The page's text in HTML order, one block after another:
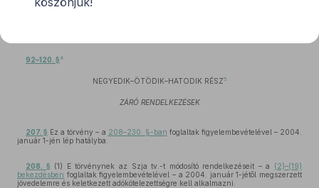
92–120. §4
NEGYEDIK–ÖTÖDIK–HATODIK RÉSZ5
ZÁRÓ RENDELKEZÉSEK
207. § Ez a törvény – a 208–230. §-ban foglaltak figyelembevételével – 2004.
január 1-jén lép hatályba.
208. § (1) E törvénynek az Szja tv.-t módosító rendelkezéseit – a (2)–(19)
bekezdésben foglaltak figyelembevételével – a 2004. január 1-jétől megszerzett
jövedelemre és keletkezett adókötelezettségre kell alkalmazni.